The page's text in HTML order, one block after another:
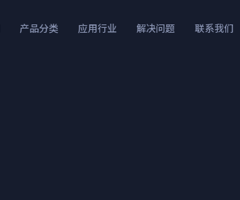
产品分类 应用行业 解决问题 联系我们